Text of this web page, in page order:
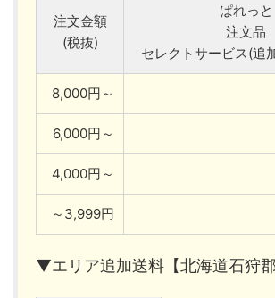
注文金額
(税抜)
ぱれっと
注文品
セレクトサービス(追
8,000円～
6,000円～
4,000円～
～3,999円
▼エリア追加送料【北海道石狩郡